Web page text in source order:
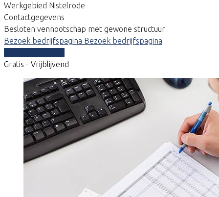
Werkgebied Nistelrode
Contactgegevens
Besloten vennootschap met gewone structuur
Bezoek bedrijfspagina Bezoek bedrijfspagina
Gratis - Vrijblijvend